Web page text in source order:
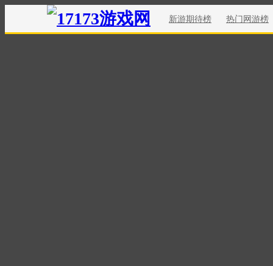
新游期待榜 热门网游榜